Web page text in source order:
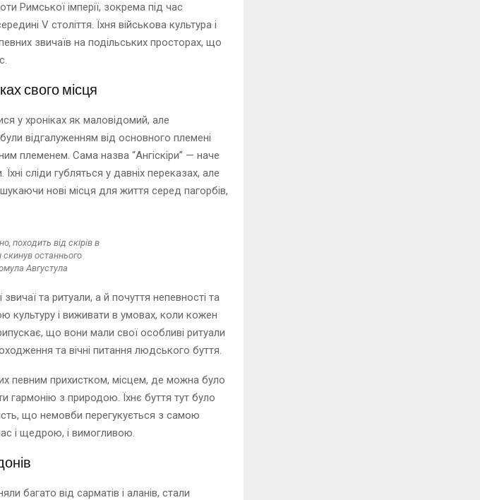
Римської імперії, зокрема під час
V століття. Їхня військова культура і
звичаїв на подільських просторах, що
свого місця
у хроніках як маловідомий, але
відгалуженням від основного племені
племенем. Сама назва “Ангіскіри” — наче
сліди губляться у давніх переказах, але
нові місця для життя серед пагорбів,
походить від скірів в
скинув останнього
Августула
та ритуали, а й почуття непевності та
культуру і виживати в умовах, коли кожен
що вони мали свої особливі ритуали
та вічні питання людського буття.
певним прихистком, місцем, де можна було
гармонію з природою. Їхнє буття тут було
що немовби перегукується з самою
і щедрою, і вимогливою.
багато від сарматів і аланів, стали